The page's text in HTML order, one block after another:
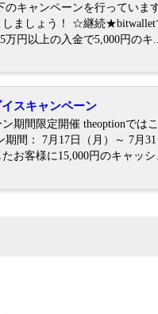
のキャンペーンを行ってい
ペーン！！ 期間：開催中～（期
円以上の入金で5,000円のキ...
イスキャンペーン
期間限定開催 theoptionでは
お客様に15,000円のキャッ